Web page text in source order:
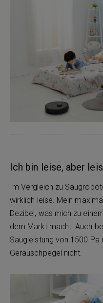
Ich bin leise, aber
Im Vergleich zu
wirklich leise. Mein
Dezibel, was mich zu
dem Markt macht. Auch
Saugleistung von 1500 Pa
Geräuschpegel nicht.